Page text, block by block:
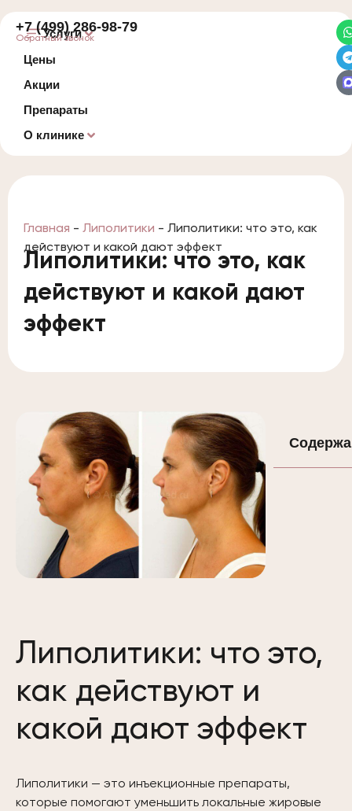
Услуги
Цены
Акции
Препараты
О клинике
+7 (499) 286-98-79
Обратный звонок
Главная - Липолитики - Липолитики: что это, как
действуют и какой дают эффект
Липолитики: что это, как
действуют и какой дают
эффект
Липолитики: что это,
как действуют и
какой дают эффект
Липолитики — это инъекционные препараты,
которые помогают уменьшить локальные жировые